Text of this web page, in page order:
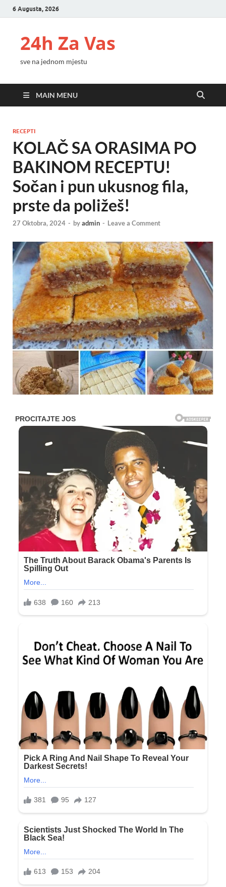
6 Augusta, 2026
24h Za Vas
sve na jednom mjestu
MAIN MENU
RECEPTI
KOLAČ SA ORASIMA PO
BAKINOM RECEPTU!
Sočan i pun ukusnog fila,
prste da poližeš!
27 Oktobra, 2024 - byadmin - Leave a Comment